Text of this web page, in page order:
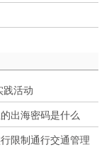
践活动
出海密码是什么
限制通行交通管理